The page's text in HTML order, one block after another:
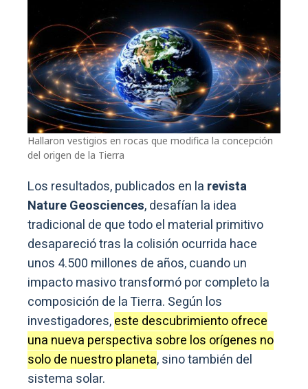
Hallaron vestigios en rocas que modifica la concepción
del origen de la Tierra
Los resultados, publicados en la revista
Nature Geosciences, desafían la idea
tradicional de que todo el material primitivo
desapareció tras la colisión ocurrida hace
unos 4.500 millones de años, cuando un
impacto masivo transformó por completo la
composición de la Tierra. Según los
investigadores,este descubrimiento ofrece
una nueva perspectiva sobre los orígenes no
solo de nuestro planeta, sino también del
sistema solar.